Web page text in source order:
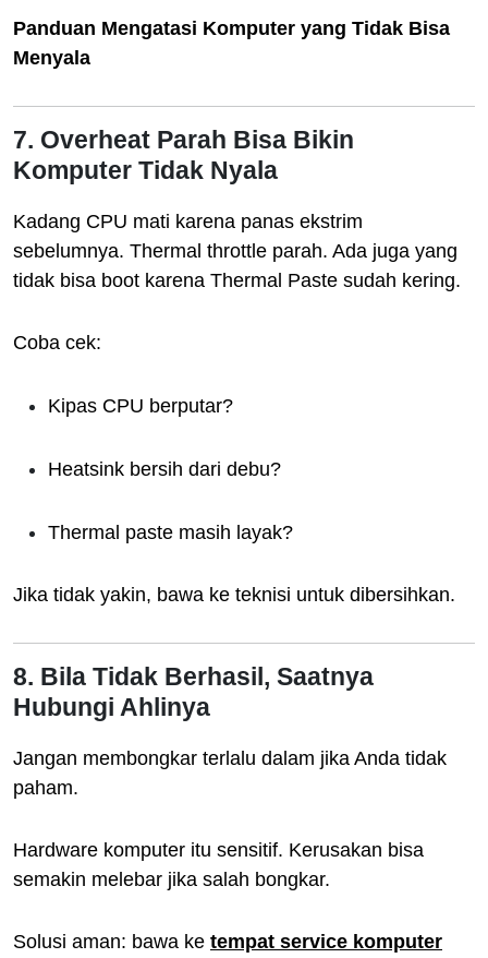
Panduan Mengatasi Komputer yang Tidak Bisa
Menyala
7. Overheat Parah Bisa Bikin
Komputer Tidak Nyala
Kadang CPU mati karena panas ekstrim
sebelumnya. Thermal throttle parah. Ada juga yang
tidak bisa boot karena Thermal Paste sudah kering.
Coba cek:
Kipas CPU berputar?
Heatsink bersih dari debu?
Thermal paste masih layak?
Jika tidak yakin, bawa ke teknisi untuk dibersihkan.
8. Bila Tidak Berhasil, Saatnya
Hubungi Ahlinya
Jangan membongkar terlalu dalam jika Anda tidak
paham.
Hardware komputer itu sensitif. Kerusakan bisa
semakin melebar jika salah bongkar.
Solusi aman: bawa ke tempat service komputer